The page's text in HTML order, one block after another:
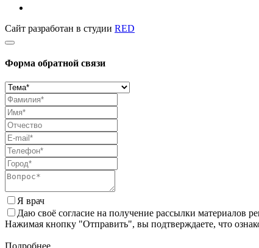
Сайт разработан в студии RED
Форма обратной связи
Я врач
Даю своё согласие на получение рассылки материалов
Нажимая кнопку "Отправить", вы подтверждаете, что